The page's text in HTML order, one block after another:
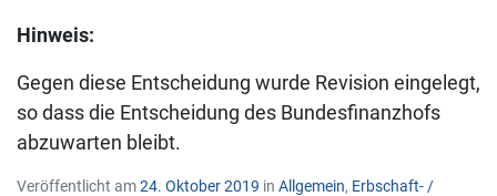
Hinweis:
Gegen diese Entscheidung wurde Revision eingelegt,
so dass die Entscheidung des Bundesfinanzhofs
abzuwarten bleibt.
Veröffentlicht am24. Oktober 2019 in Allgemein, Erbschaft- /